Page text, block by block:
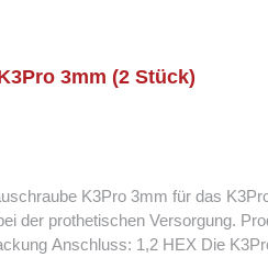
3mm (2 Stück)
K3Pro 3mm für das
Kompatibilität: K3Pro Implantatsystem, 3mm Platform
von Abutments Lieferumfang: 2